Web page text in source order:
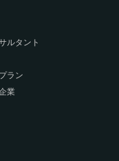
ルタント
ラン
業